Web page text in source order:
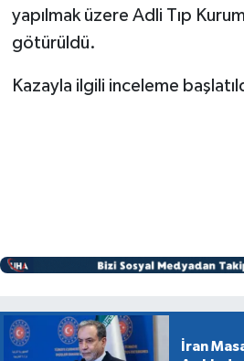
yapılmak üzere Adli Tıp
götürüldü.
Kazayla ilgili inceleme
İran